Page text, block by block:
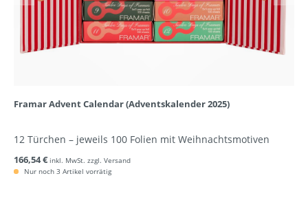
Framar Advent Calendar (Adventskalender 2025)
12 Türchen – jeweils 100 Folien mit Weihnachtsmotiven
166,54 € inkl. MwSt. zzgl. Versand
Nur noch 3 Artikel vorrätig